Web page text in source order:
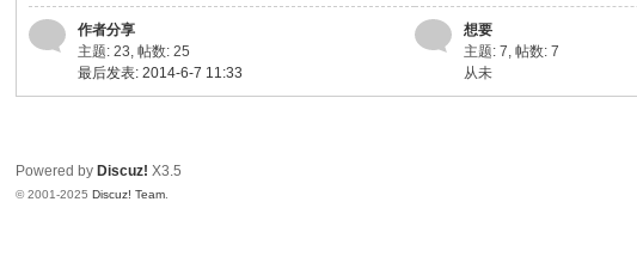
岳
璋
作者分享
主题: 23,帖数: 25
最后发表: 2014-6-7 11:33
想要
主题: 7,帖数: 7
从未
Powered by Discuz! X3.5
© 2001-2025Discuz! Team